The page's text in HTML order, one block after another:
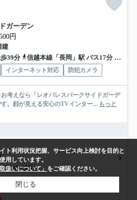
ガーデン
円
建
39分
信越本線「長岡」駅 バス17分 「大島小学校前」 停歩2分
インターネット対応 防犯カメラ
考えなら「レオパレスパークサイドガーデ
。顔が見える安心のTVインター... もっと
㎡ / 1K
ト利用状況把握、サービス向上検討を目的と
用しています。
扱いについて」 をご確認ください。
閉じる